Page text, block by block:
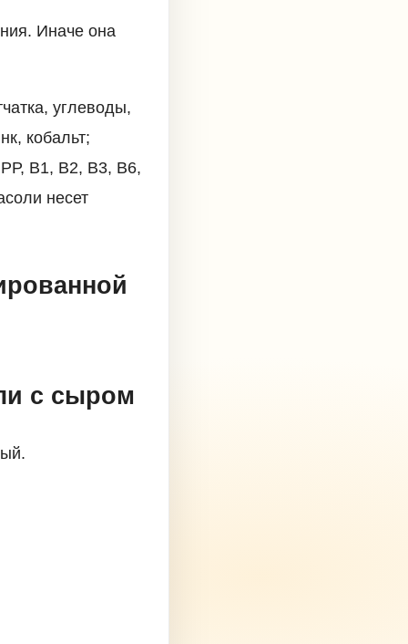
Иначе она
углеводы,
кобальт;
В1, В2, В3, В6,
несет
с сыром